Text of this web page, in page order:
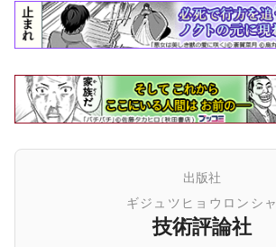
出版社
ギジュツヒョウロンシャ
技術評論社